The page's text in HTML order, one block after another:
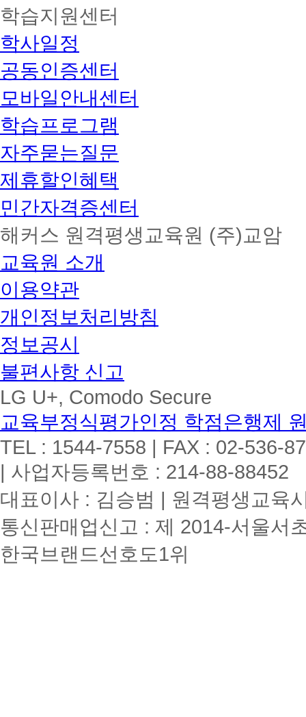
학습지원센터
학사일정
공동인증센터
모바일안내센터
학습프로그램
자주묻는질문
제휴할인혜택
민간자격증센터
해커스 원격평생교육원 (주)교암
교육원 소개
이용약관
개인정보처리방침
정보공시
불편사항 신고
LG U+, Comodo Secure
교육부정식평가인정 학점은행제
TEL : 1544-7558 | FAX : 02-536-
| 사업자등록번호 : 214-88-88452
대표이사 : 김승범 | 원격평생교육
통신판매업신고 : 제 2014-서울서
한국브랜드선호도1위